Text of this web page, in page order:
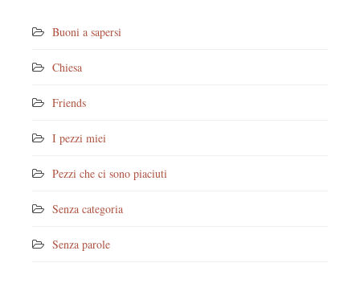
Buoni a sapersi
Chiesa
Friends
I pezzi miei
Pezzi che ci sono piaciuti
Senza categoria
Senza parole